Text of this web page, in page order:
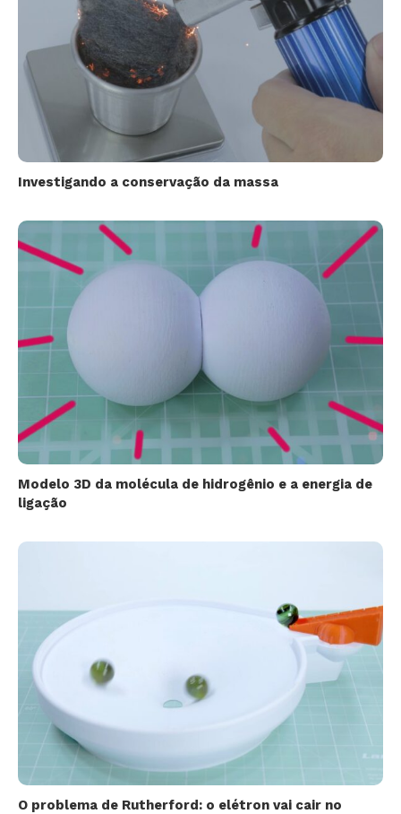
Investigando a conservação da massa
Modelo 3D da molécula de hidrogênio e a energia de
ligação
O problema de Rutherford: o elétron vai cair no